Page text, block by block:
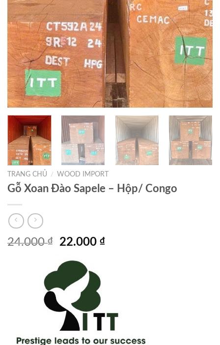
TRANG CHỦ / WOOD IMPORT
Gỗ Xoan Đào Sapele – Hộp/ Congo
24.000₫
Giá
là:
24.000 ₫.
22.000₫Giá